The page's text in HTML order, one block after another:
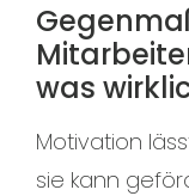
was
Motivation
sie kann